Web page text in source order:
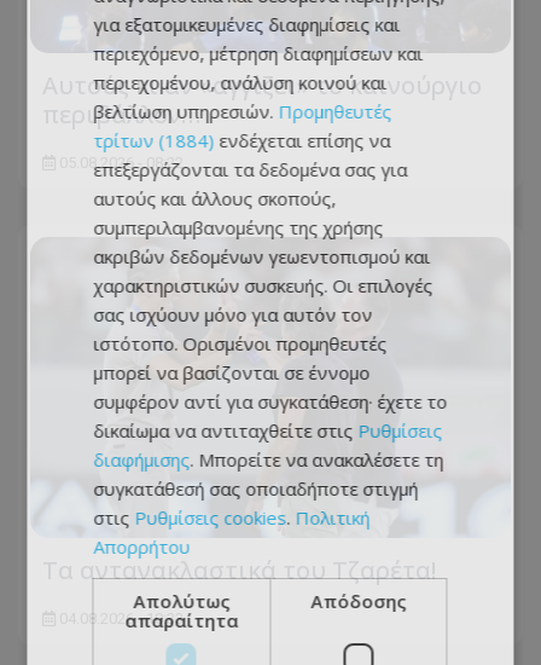
Αυτούς κι αν «αγγίζει» το καινούργιο
περιβάλλον…
05.08.2026 - 08:22
Τα αντανακλαστικά του Τζαρέτα!
04.08.2026 - 10:33
για εξατομικευμένες διαφημίσεις και
περιεχόμενο, μέτρηση διαφημίσεων και
περιεχομένου, ανάλυση κοινού και
βελτίωση υπηρεσιών. Προμηθευτές
τρίτων (1884) ενδέχεται επίσης να
επεξεργάζονται τα δεδομένα σας για
αυτούς και άλλους σκοπούς,
συμπεριλαμβανομένης της χρήσης
ακριβών δεδομένων γεωεντοπισμού και
χαρακτηριστικών συσκευής. Οι επιλογές
σας ισχύουν μόνο για αυτόν τον
ιστότοπο. Ορισμένοι προμηθευτές
μπορεί να βασίζονται σε έννομο
συμφέρον αντί για συγκατάθεση· έχετε το
δικαίωμα να αντιταχθείτε στις Ρυθμίσεις
διαφήμισης. Μπορείτε να ανακαλέσετε τη
συγκατάθεσή σας οποιαδήποτε στιγμή
στις Ρυθμίσεις cookies. Πολιτική
Απορρήτου
Απολύτως
απαραίτητα
Απόδοσης